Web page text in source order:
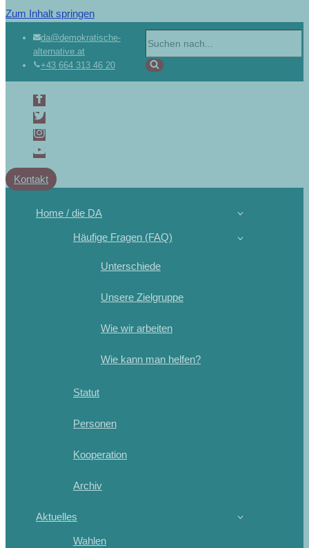
Zum Inhalt springen
da@demokratische-
alternative.at
+43 664 313 46 20
Kontakt
Home / die DA
Häufige Fragen (FAQ)
Unterschiede
Unsere Zielgruppe
Wie wir arbeiten
Wie kann man helfen?
Statut
Personen
Kooperation
Archiv
Aktuelles
Wahlen